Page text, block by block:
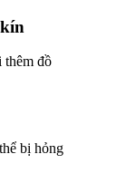
thêm đồ
bị hỏng